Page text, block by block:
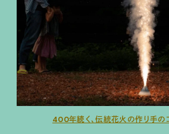
400年続く、伝統花火の作り手の